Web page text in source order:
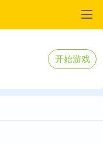
开始游戏